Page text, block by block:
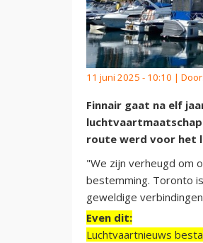
11 juni 2025 - 10:10 | Door:
Finnair gaat na elf
route werd voor het
"We zijn verheugd om
bestemming. Toronto
geweldige
Even dit:
Luchtvaartnieuws